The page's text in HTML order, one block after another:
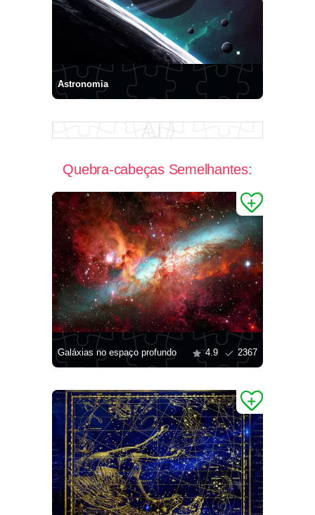
Astronomia
Quebra-cabeças Semelhantes:
Galáxias no espaço profundo 4.9 2367